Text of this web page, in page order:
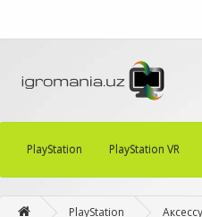
PlayStation PlayStation VR
PlayStation